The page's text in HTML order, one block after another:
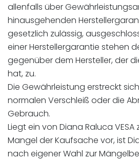
allenfalls über
hinausgehenden
gesetzlich zulässig,
einer Herstellergarantie stehen
gegenüber dem Hersteller, der
hat, zu.
Die Gewährleistung erstreckt
normalen Verschleiß oder die
Gebrauch.
Liegt ein von Diana Raluca
Mangel der Kaufsache vor, ist
nach eigener Wahl zur